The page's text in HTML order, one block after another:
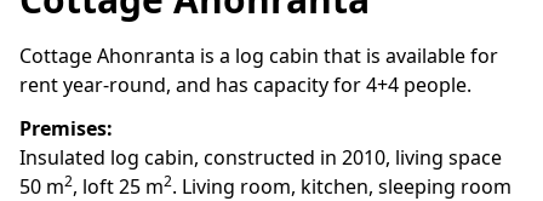
Cottage Ahonranta is a log cabin that is available for
rent year-round, and has capacity for 4+4 people.
Premises:
Insulated log cabin, constructed in 2010, living space
50 m2, loft 25 m2. Living room, kitchen, sleeping room